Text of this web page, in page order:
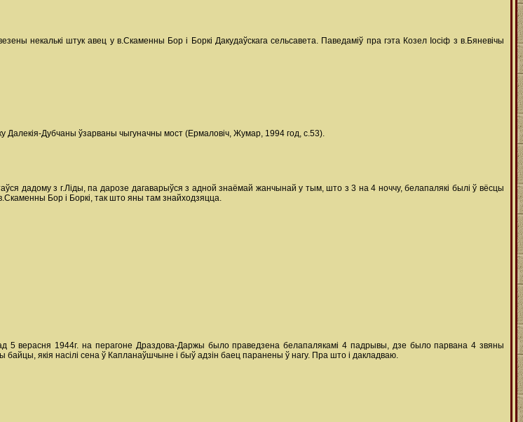
некалькі штук авец у в.Скаменны Бор і Боркі Дакудаўскага сельсавета. Паведаміў пра гэта Козел Іосіф з в.Бяневічы
Далекія-Дубчаны ўзарваны чыгуначны мост (Ермаловіч, Жумар, 1994 год, с.53).
дадому з г.Ліды, па дарозе дагаварыўся з адной знаёмай жанчынай у тым, што з 3 на 4 ноччу, белапалякі былі ў вёсцы
в.Скаменны Бор і Боркі, так што яны там знайходзяцца.
5 верасня 1944г. на перагоне Драздова-Даржы было праведзена белапалякамі 4 падрывы, дзе было парвана 4 звяны
якія насілі сена ў Капланаўшчыне і быў адзін баец паранены ў нагу. Пра што і дакладваю.